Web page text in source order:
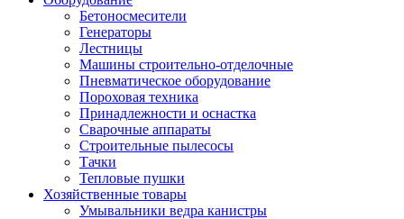
Бетоносмесители
Генераторы
Лестницы
Машины строительно-отделочные
Пневматическое оборудование
Пороховая техника
Принадлежности и оснастка
Сварочные аппараты
Строительные пылесосы
Тачки
Тепловые пушки
Хозяйственные товары
Умывальники ведра канистры